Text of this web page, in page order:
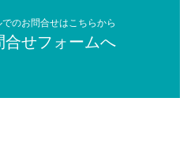
でのお問合せはこちらから
合せフォームへ